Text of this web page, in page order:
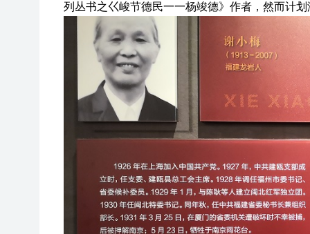
列丛书之巜峻节德民一一杨竣德》作者，然而计